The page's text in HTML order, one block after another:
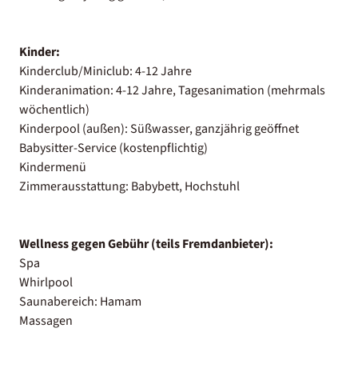
Kinder:
Kinderclub/Miniclub: 4-12 Jahre
Kinderanimation: 4-12 Jahre, Tagesanimation (mehrmals
wöchentlich)
Kinderpool (außen): Süßwasser, ganzjährig geöffnet
Babysitter-Service (kostenpflichtig)
Kindermenü
Zimmerausstattung: Babybett, Hochstuhl
Wellness gegen Gebühr (teils Fremdanbieter):
Spa
Whirlpool
Saunabereich: Hamam
Massagen